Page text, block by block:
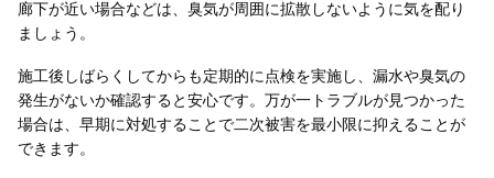
廊下が近い場合などは、臭気が周囲に拡散しないように気を配り
ましょう。
施工後しばらくしてからも定期的に点検を実施し、漏水や臭気の
発生がないか確認すると安心です。万が一トラブルが見つかった
場合は、早期に対処することで二次被害を最小限に抑えることが
できます。